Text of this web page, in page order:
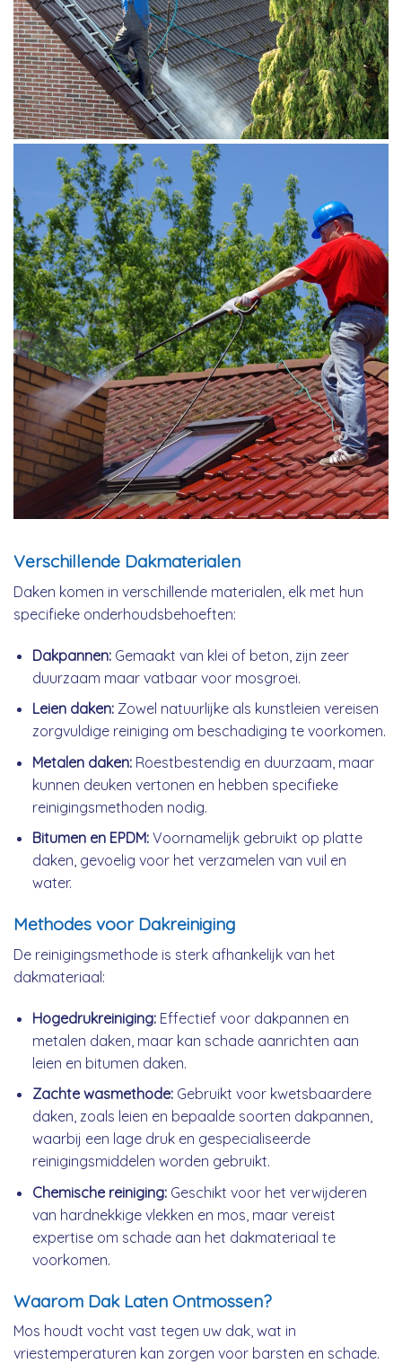
Verschillende Dakmaterialen
Daken komen in verschillende materialen, elk met hun
specifieke onderhoudsbehoeften:
Dakpannen:Gemaakt van klei of beton, zijn zeer
duurzaam maar vatbaar voor mosgroei.
Leien daken:Zowel natuurlijke als kunstleien vereisen
zorgvuldige reiniging om beschadiging te voorkomen.
Metalen daken:Roestbestendig en duurzaam, maar
kunnen deuken vertonen en hebben specifieke
reinigingsmethoden nodig.
Bitumen en EPDM:Voornamelijk gebruikt op platte
daken, gevoelig voor het verzamelen van vuil en
water.
Methodes voor Dakreiniging
De reinigingsmethode is sterk afhankelijk van het
dakmateriaal:
Hogedrukreiniging:Effectief voor dakpannen en
metalen daken, maar kan schade aanrichten aan
leien en bitumen daken.
Zachte wasmethode:Gebruikt voor kwetsbaardere
daken, zoals leien en bepaalde soorten dakpannen,
waarbij een lage druk en gespecialiseerde
reinigingsmiddelen worden gebruikt.
Chemische reiniging:Geschikt voor het verwijderen
van hardnekkige vlekken en mos, maar vereist
expertise om schade aan het dakmateriaal te
voorkomen.
Waarom Dak Laten Ontmossen?
Mos houdt vocht vast tegen uw dak, wat in
vriestemperaturen kan zorgen voor barsten en schade.